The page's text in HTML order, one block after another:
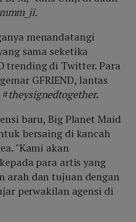
menandatangi
sama seketika
trending di Twitter. Para
GFRIEND, lantas
theysignedtogether.
baru, Big Planet Maid
bersaing di kancah
"Kami akan
para artis yang
arah dan tujuan dengan
perwakilan agensi di